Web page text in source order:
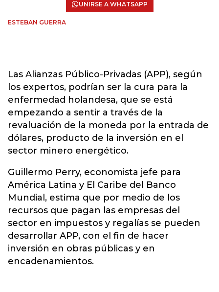
UNIRSE A WHATSAPP
ESTEBAN GUERRA
Las Alianzas Público-Privadas (APP), según
los expertos, podrían ser la cura para la
enfermedad holandesa, que se está
empezando a sentir a través de la
revaluación de la moneda por la entrada de
dólares, producto de la inversión en el
sector minero energético.
Guillermo Perry, economista jefe para
América Latina y El Caribe del Banco
Mundial, estima que por medio de los
recursos que pagan las empresas del
sector en impuestos y regalías se pueden
desarrollar APP, con el fin de hacer
inversión en obras públicas y en
encadenamientos.